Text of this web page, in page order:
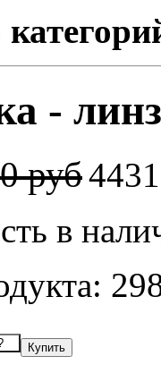
-
руб
в